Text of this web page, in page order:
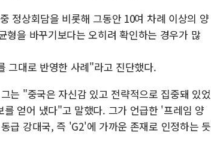
정상회담을 비롯해 그동안 10여 차례 이상의 양
을 바꾸기보다는 오히려 확인하는 경우가 많
그대로 반영한 사례"라고 진단했다.
는 "중국은 자신감 있고 전략적으로 집중돼 있었
얻어 냈다"고 말했다. 그가 언급한 '프레임 양
급 강대국, 즉 'G2'에 가까운 존재로 인정하는 듯